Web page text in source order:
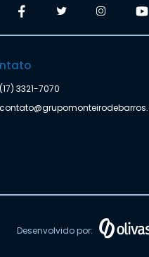
(17) 3321-7070
Desenvolvido por: